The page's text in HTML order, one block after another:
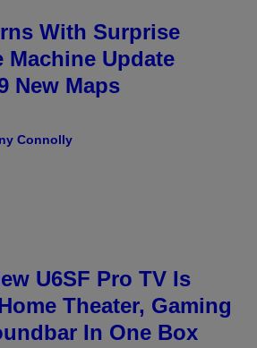
With Surprise
Machine Update
New Maps
Connolly
U6SF Pro TV Is
Theater, Gaming
In One Box